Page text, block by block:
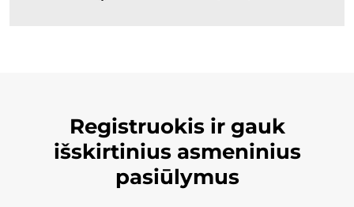
Registruokis ir gauk
išskirtinius asmeninius
pasiūlymus